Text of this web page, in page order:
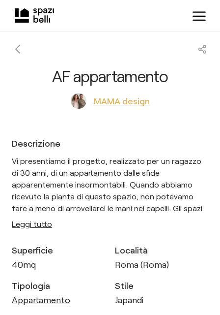
AF appartamento
MAMA design
Descrizione
Vi presentiamo il progetto, realizzato per un ragazzo
di 30 anni, di un appartamento dalle sfide
apparentemente insormontabili. Quando abbiamo
ricevuto la pianta di questo spazio, non potevamo
fare a meno di arrovellarci le mani nei capelli. Gli spazi
Leggi tutto
Superficie
40mq
Località
Roma (Roma)
Tipologia
Appartamento
Stile
Japandi